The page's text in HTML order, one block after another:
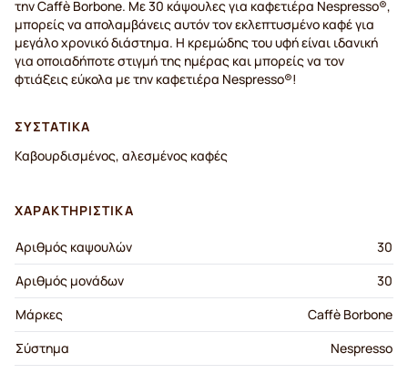
την Caffè Borbone. Με 30 κάψουλες για καφετιέρα Nespresso®,
μπορείς να απολαμβάνεις αυτόν τον εκλεπτυσμένο καφέ για
μεγάλο χρονικό διάστημα. Η κρεμώδης του υφή είναι ιδανική
για οποιαδήποτε στιγμή της ημέρας και μπορείς να τον
φτιάξεις εύκολα με την καφετιέρα Nespresso®!
ΣΥΣΤΑΤΙΚΆ
Καβουρδισμένος, αλεσμένος καφές
ΧΑΡΑΚΤΗΡΙΣΤΙΚΆ
Αριθμός καψουλών
30
Αριθμός μονάδων
30
Μάρκες
Caffè Borbone
Σύστημα
Nespresso